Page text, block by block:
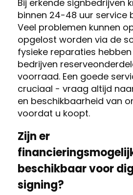
Bij erkende signbedrijven
binnen 24-48 uur service
Veel problemen kunnen
opgelost worden via de
fysieke reparaties
bedrijven
voorraad. Een goede
cruciaal - vraag altijd
en beschikbaarheid van
voordat u koopt.
Zijn er
beschikbaar voor
signing?